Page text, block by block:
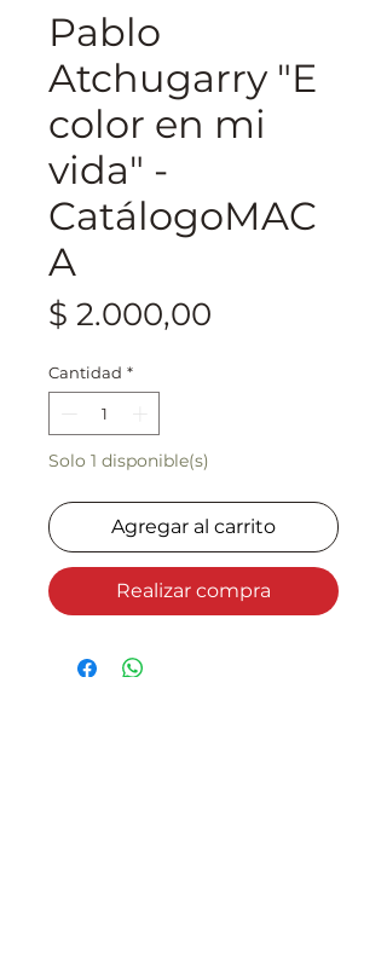
Pablo
Atchugarry "E
color en mi
vida" -
CatálogoMAC
A
$ 2.000,00
Cantidad *
Solo 1 disponible(s)
Agregar al carrito
Realizar compra